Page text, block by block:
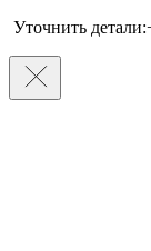
Уточнить